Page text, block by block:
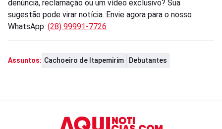
denúncia, reclamação ou um vídeo exclusivo? Sua
sugestão pode virar notícia. Envie agora para o nosso
WhatsApp: (28) 99991-7726
Assuntos: Cachoeiro de Itapemirim Debutantes